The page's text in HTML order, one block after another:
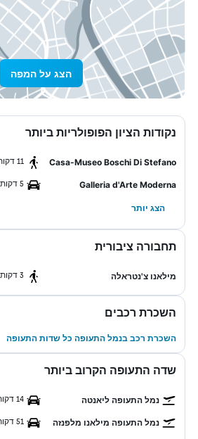
הצג על המפה
נקודות הציון הפופולריות ביותר
Casa-Museo Boschi Di Stefano 11 דקות הליכה
Galleria d'Arte Moderna 5 דקות נסיעה
הצג יותר
תחבורה ציבורית
מילאנו צ'נטראלה 3 דקות הליכה
השכרת רכבים
השכרת רכב בנמל התעופה כל שדות התעופה
שדה התעופה הקרוב ביותר
נמל התעופה ליאנטה 14 דקות נסיעה
נמל התעופה מילאנו מלפנזה 51 דקות נסיעה